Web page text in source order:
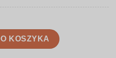
i szyszki | SZ004
KOSZYKA